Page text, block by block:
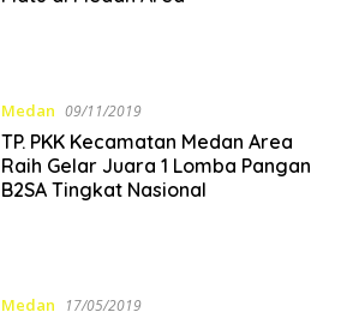
Medan 09/11/2019
TP. PKK Kecamatan Medan Area
Raih Gelar Juara 1 Lomba Pangan
B2SA Tingkat Nasional
Medan 17/05/2019